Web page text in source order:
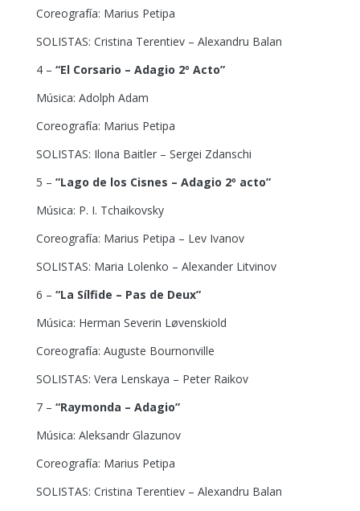
Coreografía: Marius Petipa
SOLISTAS: Cristina Terentiev – Alexandru Balan
4 – “El Corsario – Adagio 2º Acto”
Música: Adolph Adam
Coreografía: Marius Petipa
SOLISTAS: Ilona Baitler – Sergei Zdanschi
5 – ”Lago de los Cisnes – Adagio 2º acto”
Música: P. I. Tchaikovsky
Coreografía: Marius Petipa – Lev Ivanov
SOLISTAS: Maria Lolenko – Alexander Litvinov
6 – “La Sílfide – Pas de Deux”
Música: Herman Severin Løvenskiold
Coreografía: Auguste Bournonville
SOLISTAS: Vera Lenskaya – Peter Raikov
7 – “Raymonda – Adagio”
Música: Aleksandr Glazunov
Coreografía: Marius Petipa
SOLISTAS: Cristina Terentiev – Alexandru Balan